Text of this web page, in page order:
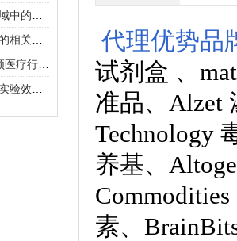
代理优势品
试剂盒 、
准品、 Alzet
Technology
养基、
素、